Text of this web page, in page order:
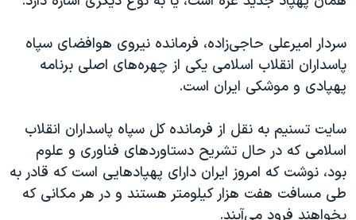
سردار امیرعلی حاجی‌زاده، فرمانده نیروی هوافضای سپاه
پاسداران انقلاب اسلامی یکی از چهره‌های اصلی برنامه
پهپادی ‌و موشکی ایران است.
سایت تسنیم به نقل از فرمانده کل سپاه پاسداران انقلاب
اسلامی که در حال تشریح دستاوردهای فناوری و علوم
بود، نوشت که امروز ایران دارای پهپادهایی است که قادر به
طی مسافت هفت هزار کیلومتر هستند و در هر مکانی که